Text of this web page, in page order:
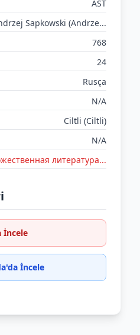
AST
Sapkowski (Andrze...
768
24
Rusça
N/A
Ciltli (Ciltli)
N/A
литература...
İncele
İncele